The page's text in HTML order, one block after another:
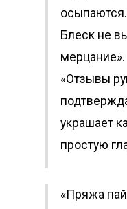
Блеск не
мерцание».
«Отзывы
украшает
простую
«Пряжа